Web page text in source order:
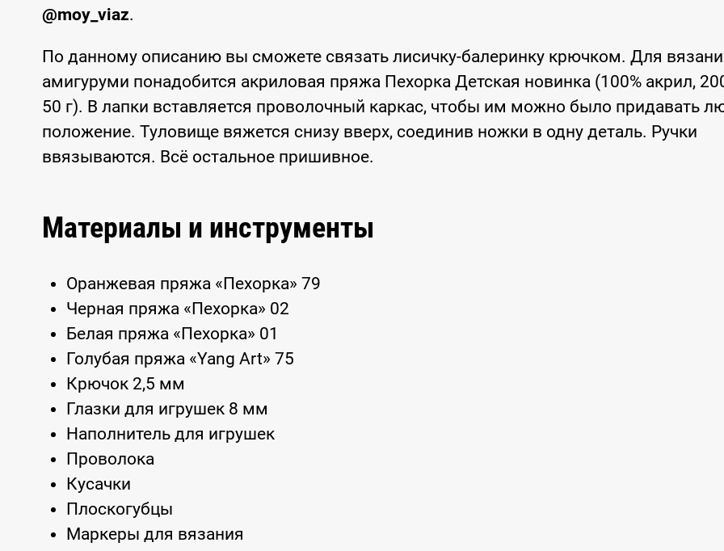
@moy_viaz.
По данному описанию вы сможете связать лисичку-балеринку крючком. Для
амигуруми понадобится акриловая пряжа Пехорка Детская новинка (100% акрил,
50 г). В лапки вставляется проволочный каркас, чтобы им можно было придавать
положение. Туловище вяжется снизу вверх, соединив ножки в одну деталь. Ручки
ввязываются. Всё остальное пришивное.
Материалы и инструменты
Оранжевая пряжа «Пехорка» 79
Черная пряжа «Пехорка» 02
Белая пряжа «Пехорка» 01
Голубая пряжа «Yang Art» 75
Крючок 2,5 мм
Глазки для игрушек 8 мм
Наполнитель для игрушек
Проволока
Кусачки
Плоскогубцы
Маркеры для вязания